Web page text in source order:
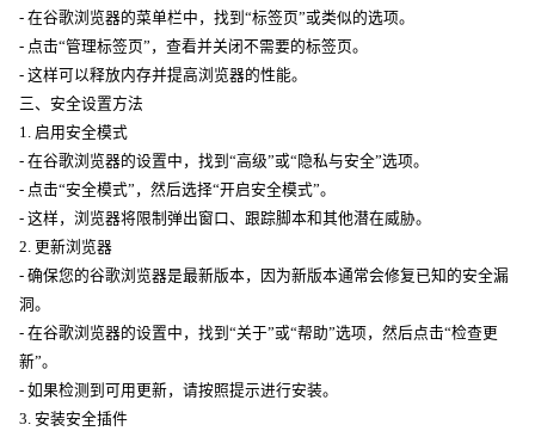
- 在谷歌浏览器的菜单栏中，找到“标签页”或类似的选项。
- 点击“管理标签页”，查看并关闭不需要的标签页。
- 这样可以释放内存并提高浏览器的性能。
三、安全设置方法
1. 启用安全模式
- 在谷歌浏览器的设置中，找到“高级”或“隐私与安全”选项。
- 点击“安全模式”，然后选择“开启安全模式”。
- 这样，浏览器将限制弹出窗口、跟踪脚本和其他潜在威胁。
2. 更新浏览器
- 确保您的谷歌浏览器是最新版本，因为新版本通常会修复已知的安全漏
洞。
- 在谷歌浏览器的设置中，找到“关于”或“帮助”选项，然后点击“检查更
新”。
- 如果检测到可用更新，请按照提示进行安装。
3. 安装安全插件